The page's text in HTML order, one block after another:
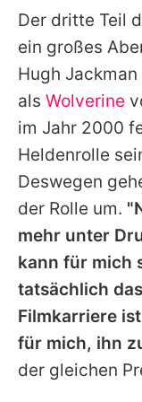
Der dritte Teil
ein großes
Hugh Jackman
als Wolverine
im Jahr 2000
Heldenrolle
Deswegen
der Rolle um.
mehr unter
kann für mich
tatsächlich
Filmkarriere
für mich, ihn
der gleichen